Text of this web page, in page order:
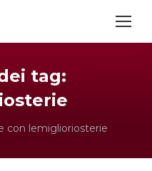
tag:
con lemiglioriosterie